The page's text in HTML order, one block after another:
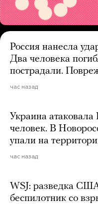
Россия нанесла
Два человека
пострадали.
час назад
Украина атаковала
человек. В
упали на
час назад
WSJ: разведка
беспилотник со